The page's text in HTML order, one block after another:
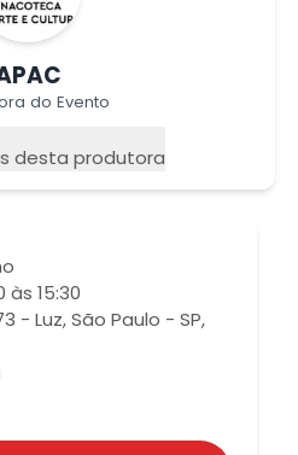
do Evento
desta produtora
às 15:30
- Luz, São Paulo - SP,